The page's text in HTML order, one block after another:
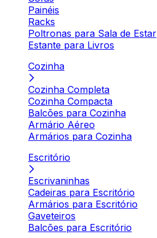
Painéis
Racks
Poltronas para Sala de Estar
Estante para Livros
Cozinha
Cozinha Completa
Cozinha Compacta
Balcões para Cozinha
Armário Aéreo
Armários para Cozinha
Escritório
Escrivaninhas
Cadeiras para Escritório
Armários para Escritório
Gaveteiros
Balcões para Escritório